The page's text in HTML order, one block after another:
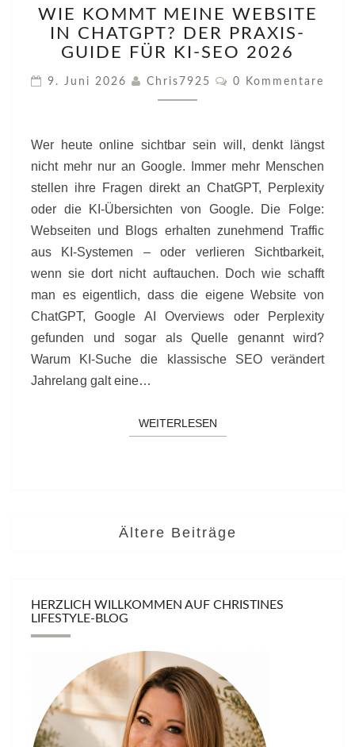
KOMMT
MEINE
WEBSITE
CHATGPT?
DER
FÜR
KI-
SEO
2026
WIE KOMMT MEINE WEBSITE
IN CHATGPT? DER PRAXIS-
GUIDE FÜR KI-SEO 2026
9. Juni 2026 Chris7925 Kommentare
0 Kommentare
Wer heute online sichtbar sein will, denkt längst
nicht mehr nur an Google. Immer mehr Menschen
stellen ihre Fragen direkt an ChatGPT, Perplexity
oder die KI-Übersichten von Google. Die Folge:
Webseiten und Blogs erhalten zunehmend Traffic
aus KI-Systemen – oder verlieren Sichtbarkeit,
wenn sie dort nicht auftauchen. Doch wie schafft
man es eigentlich, dass die eigene Website von
ChatGPT, Google AI Overviews oder Perplexity
gefunden und sogar als Quelle genannt wird?
Warum KI-Suche die klassische SEO verändert
Jahrelang galt eine…
WEITERLESENWEITERLESEN
Ältere Beiträge
HERZLICH WILLKOMMEN AUF CHRISTINES
LIFESTYLE-BLOG